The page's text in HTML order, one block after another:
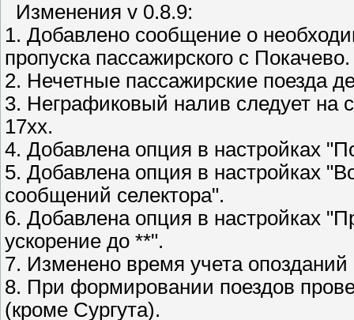
Изменения v 0.8.9:
1. Добавлено сообщение о
пропуска пассажирского с Покачево.
2. Нечетные пассажирские поезда
3. Неграфиковый налив следует на
17хх.
4. Добавлена опция в настройках
5. Добавлена опция в настройках
сообщений селектора".
6. Добавлена опция в настройках
ускорение до **".
7. Изменено время учета
8. При формировании поездов
(кроме Сургута).